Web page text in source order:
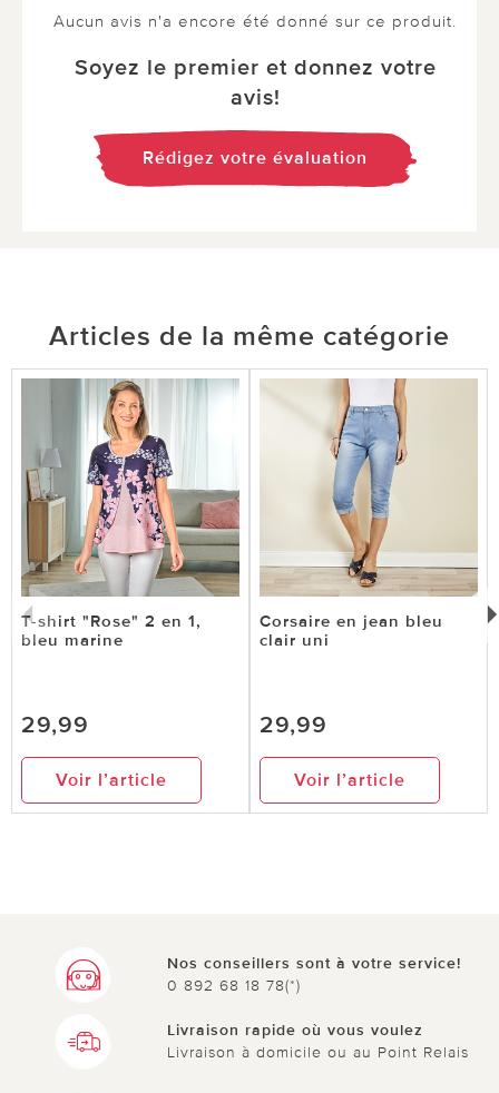
Aucun avis n'a encore été donné sur ce produit.
Soyez le premier et donnez votre
avis!
Rédigez votre évaluation
Articles de la même catégorie
T-shirt "Rose" 2 en 1,
bleu marine
29,99
Voir l’article
Corsaire en jean bleu
clair uni
29,99
Voir l’article
Nos conseillers sont à votre service!
0 892 68 18 78(*)
Livraison rapide où vous voulez
Livraison à domicile ou au Point Relais